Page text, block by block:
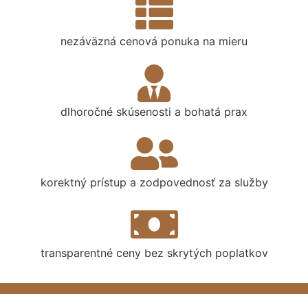
nezáväzná cenová ponuka na mieru
dlhoročné skúsenosti a bohatá prax
korektný prístup a zodpovednosť za služby
transparentné ceny bez skrytých poplatkov